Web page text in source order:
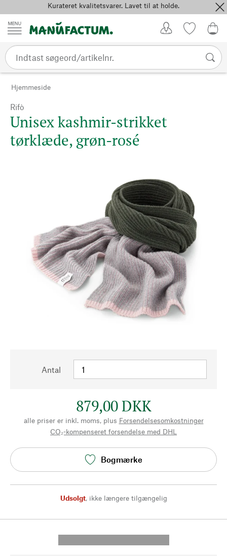
Spring til indholdKurateret kvalitetsvarer. Lavet til at holde.
Hjemmeside
Rifò
Unisex kashmir-strikket
tørklæde, grøn-rosé
Antal
879,00 DKK
alle priser er inkl. moms, plus Forsendelsesomkostninger
CO₂-kompenseret forsendelse med DHL
Bogmærke
Udsolgt, ikke længere tilgængelig